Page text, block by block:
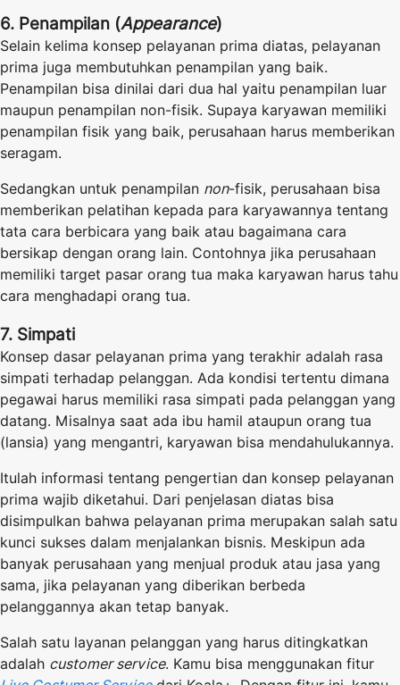
6. Penampilan (Appearance)
Selain kelima konsep pelayanan prima diatas, pelayanan
prima juga membutuhkan penampilan yang baik.
Penampilan bisa dinilai dari dua hal yaitu penampilan luar
maupun penampilan non-fisik. Supaya karyawan memiliki
penampilan fisik yang baik, perusahaan harus memberikan
seragam.
Sedangkan untuk penampilan non-fisik, perusahaan bisa
memberikan pelatihan kepada para karyawannya tentang
tata cara berbicara yang baik atau bagaimana cara
bersikap dengan orang lain. Contohnya jika perusahaan
memiliki target pasar orang tua maka karyawan harus tahu
cara menghadapi orang tua.
7. Simpati
Konsep dasar pelayanan prima yang terakhir adalah rasa
simpati terhadap pelanggan. Ada kondisi tertentu dimana
pegawai harus memiliki rasa simpati pada pelanggan yang
datang. Misalnya saat ada ibu hamil ataupun orang tua
(lansia) yang mengantri, karyawan bisa mendahulukannya.
Itulah informasi tentang pengertian dan konsep pelayanan
prima wajib diketahui. Dari penjelasan diatas bisa
disimpulkan bahwa pelayanan prima merupakan salah satu
kunci sukses dalam menjalankan bisnis. Meskipun ada
banyak perusahaan yang menjual produk atau jasa yang
sama, jika pelayanan yang diberikan berbeda
pelanggannya akan tetap banyak.
Salah satu layanan pelanggan yang harus ditingkatkan
adalah customer service. Kamu bisa menggunakan fitur